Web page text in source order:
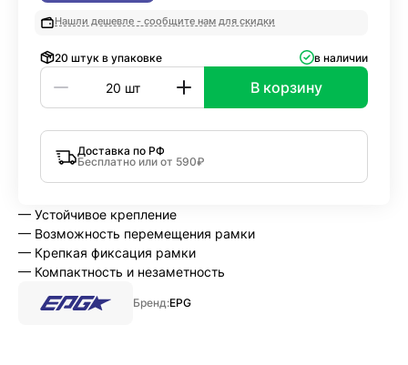
Нашли дешевле - сообщите нам для скидки
20 штук в упаковке в наличии
В корзину
Доставка по РФ
Бесплатно или от 590₽
— Устойчивое крепление
— Возможность перемещения рамки
— Крепкая фиксация рамки
— Компактность и незаметность
Бренд:EPG